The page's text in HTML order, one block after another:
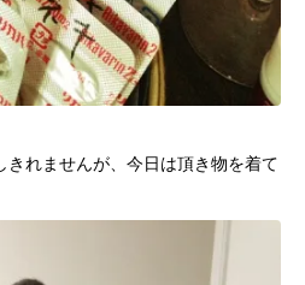
れませんが、今日は頂き物を着て